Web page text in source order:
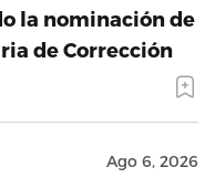
la nominación de
de Corrección
Ago 6, 2026